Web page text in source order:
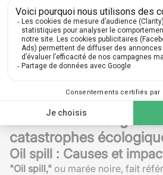
produits comme les emballages
réduisent l'impact écologique en
de déchets destinés aux
"biodegradable materials in
biodégradables dans les
Marées noires et
catastrophes
Oil spill : Causes et
"Oil spill," ou marée noire, fait